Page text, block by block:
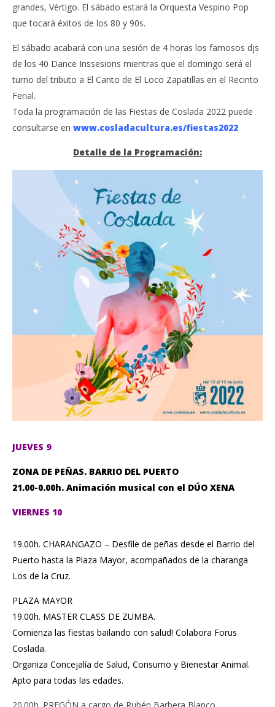
grandes, Vértigo. El sábado estará la Orquesta Vespino Pop
que tocará éxitos de los 80 y 90s.
El sábado acabará con una sesión de 4 horas los famosos djs
de los 40 Dance Inssesions mientras que el domingo será el
turno del tributo a El Canto de El Loco Zapatillas en el Recinto
Ferial.
Toda la programación de las Fiestas de Coslada 2022 puede
consultarse en www.cosladacultura.es/fiestas2022
Detalle de la Programación:
JUEVES 9
ZONA DE PEÑAS. BARRIO DEL PUERTO
21.00-0.00h. Animación musical con el DÚO XENA
VIERNES 10
19.00h. CHARANGAZO – Desfile de peñas desde el Barrio del
Puerto hasta la Plaza Mayor, acompañados de la charanga
Los de la Cruz.
PLAZA MAYOR
19.00h. MASTER CLASS DE ZUMBA.
Comienza las fiestas bailando con salud! Colabora Forus
Coslada.
Organiza Concejalía de Salud, Consumo y Bienestar Animal.
Apto para todas las edades.